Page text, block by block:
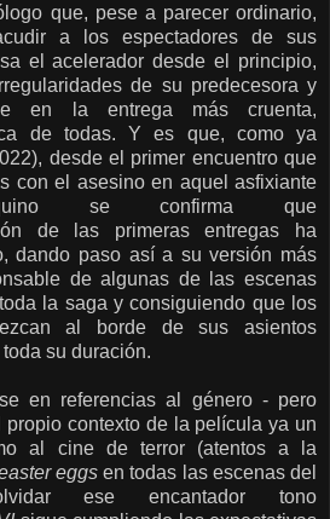
que, pese a parecer ordinario,
a los espectadores de sus
el acelerador desde el principio,
de su predecesora y
en la entrega más cruenta,
de todas. Y es que, como ya
desde el primer encuentro que
con el asesino en aquel asfixiante
se confirma que
de las primeras entregas ha
dando paso así a su versión más
de algunas de las escenas
la saga y consiguiendo que los
al borde de sus asientos
su duración.
en referencias al género - pero
contexto de la película ya un
al cine de terror (atentos a la
eggsen todas las escenas del
ese encantador tono